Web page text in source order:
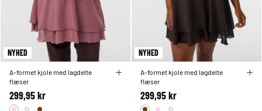
NYHED
A-formet kjole med lagdelte
flæser
299,95 kr
NYHED
A-formet kjole med lagdelte
flæser
299,95 kr